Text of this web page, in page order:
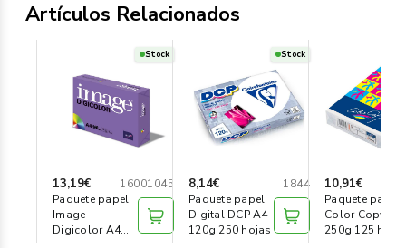
Artículos Relacionados
Stock
13,19€
16001045
Paquete papel
Image
Digicolor A4
Stock
8,14€
1844
Paquete papel
Digital DCP A4
120g 250 hojas
10,91€
Paquete papel
Color Copy A4
250g 125